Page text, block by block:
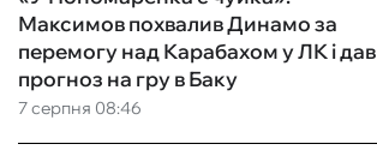
7 серпня 08:46
Максимов похвалив Динамо за
перемогу над Карабахом у ЛК і дав
прогноз на гру в Баку